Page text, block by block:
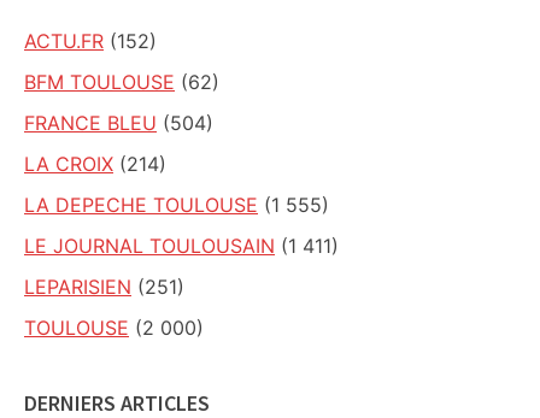
ACTU.FR (152)
BFM TOULOUSE (62)
FRANCE BLEU (504)
LA CROIX (214)
LA DEPECHE TOULOUSE (1 555)
LE JOURNAL TOULOUSAIN (1 411)
LEPARISIEN (251)
TOULOUSE (2 000)
DERNIERS ARTICLES